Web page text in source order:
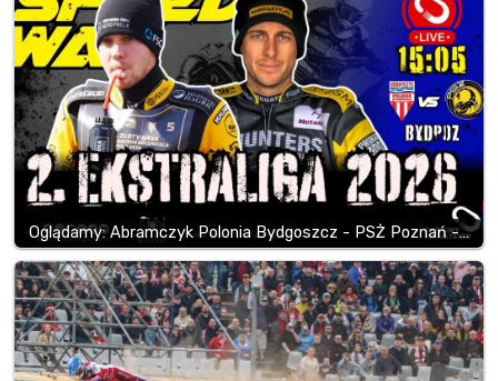
Oglądamy: Abramczyk Polonia Bydgoszcz - PSŻ Poznań -…